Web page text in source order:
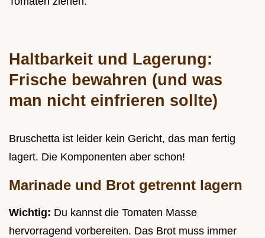
Haltbarkeit und Lagerung:
Frische bewahren (und was
man nicht einfrieren sollte)
Bruschetta ist leider kein Gericht, das man fertig
lagert. Die Komponenten aber schon!
Marinade und Brot getrennt lagern
Wichtig: Du kannst die Tomaten Masse
hervorragend vorbereiten. Das Brot muss immer